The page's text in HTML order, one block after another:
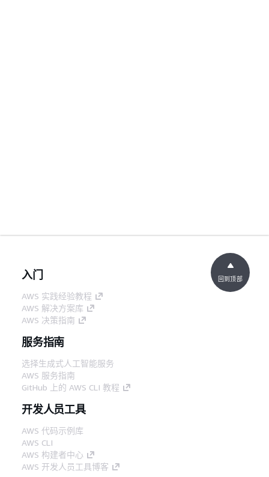
入门
AWS 实践经验教程
AWS 解决方案库
AWS 决策指南
服务指南
选择生成式人工智能服务
AWS 服务指南
GitHub 上的 AWS CLI 教程
开发人员工具
AWS 代码示例库
AWS CLI
AWS 构建者中心
AWS 开发人员工具博客
回到顶部